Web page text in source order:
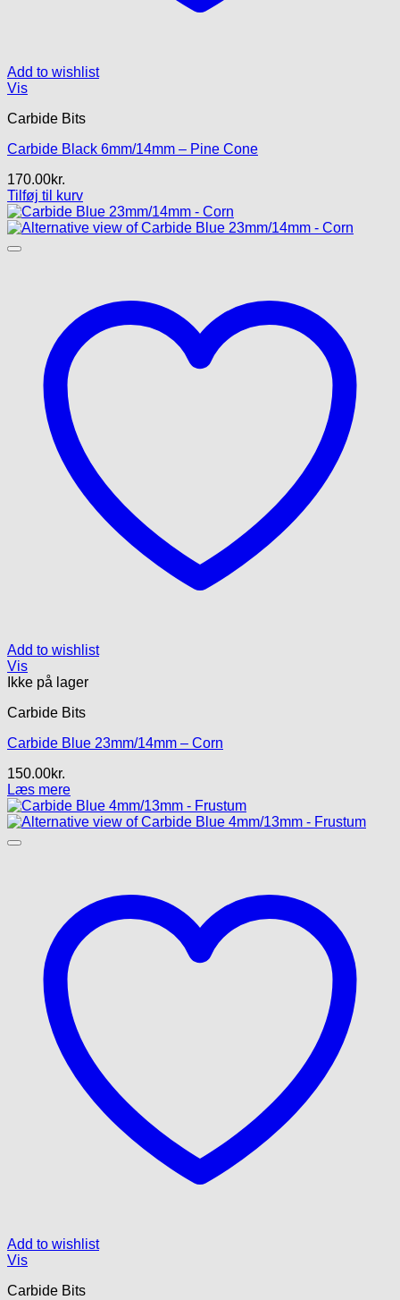
Add to wishlist
Vis
Carbide Bits
Carbide Black 6mm/14mm – Pine Cone
170.00kr.
Tilføj til kurv
Add to wishlist
Vis
Ikke på lager
Carbide Bits
Carbide Blue 23mm/14mm – Corn
150.00kr.
Læs mere
Add to wishlist
Vis
Carbide Bits